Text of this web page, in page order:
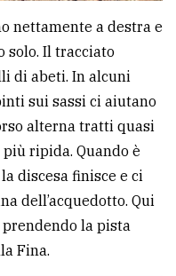
nettamente a destra e
solo. Il tracciato
di abeti. In alcuni
sui sassi ci aiutano
alterna tratti quasi
ripida. Quando è
discesa finisce e ci
dell’acquedotto. Qui
la pista
Fina.